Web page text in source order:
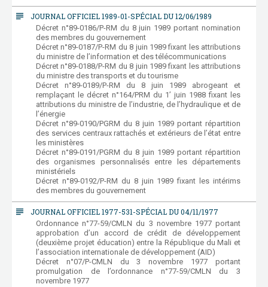
subject JOURNAL OFFICIEL 1989-01-SPÉCIAL DU 12/06/1989
Décret n°89-0186/P-RM du 8 juin 1989 portant nomination
des membres du gouvernement
Décret n°89-0187/P-RM du 8 juin 1989 fixant les attributions
du ministre de l’information et des télécommunications
Décret n°89-0188/P-RM du 8 juin 1989 fixant les attributions
du ministre des transports et du tourisme
Décret n°89-0189/P-RM du 8 juin 1989 abrogeant et
remplaçant le décret n°164/PRM du 1’ juin 1988 fixant les
attributions du ministre de l’industrie, de l’hydraulique et de
l’énergie
Décret n°89-0190/PGRM du 8 juin 1989 portant répartition
des services centraux rattachés et extérieurs de l’état entre
les ministères
Décret n°89-0191/PGRM du 8 juin 1989 portant répartition
des organismes personnalisés entre les départements
ministériels
Décret n°89-0192/P-RM du 8 juin 1989 fixant les intérims
des membres du gouvernement
subject JOURNAL OFFICIEL 1977-531-SPÉCIAL DU 04/11/1977
Ordonnance n°77-59/CMLN du 3 novembre 1977 portant
approbation d’un accord de crédit de développement
(deuxième projet éducation) entre la République du Mali et
l’association internationale de développement (AID)
Décret n°07/P-CMLN du 3 novembre 1977 portant
promulgation de l’ordonnance n°77-59/CMLN du 3
novembre 1977